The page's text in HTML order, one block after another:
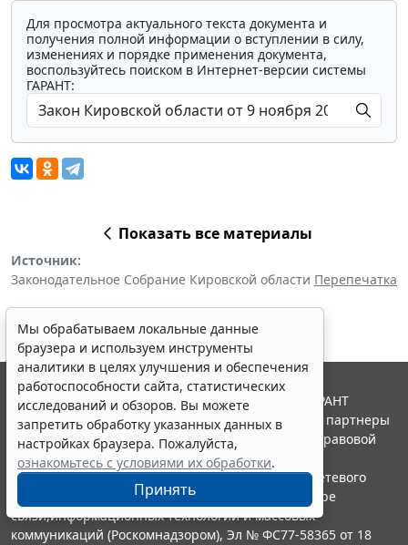
Для просмотра актуального текста документа и
получения полной информации о вступлении в силу,
изменениях и порядке применения документа,
воспользуйтесь поиском в Интернет-версии системы
ГАРАНТ:
Показать все материалы
Источник:
Законодательное Собрание Кировской области Перепечатка
Мы обрабатываем локальные данные
браузера и используем инструменты
аналитики в целях улучшения и обеспечения
работоспособности сайта, статистических
исследований и обзоров. Вы можете
запретить обработку указанных данных в
настройках браузера. Пожалуйста,
ознакомьтесь с условиями их обработки.
Принять
© ООО "НПП "ГАРАНТ-СЕРВИС", 2026. Система ГАРАНТ
выпускается с 1990 года. Компания "Гарант" и ее партнеры
являются участниками Российской ассоциации правовой
информации ГАРАНТ.
Портал ГАРАНТ.РУ зарегистрирован в качестве сетевого
издания Федеральной службой по надзору в сфере
связи,информационных технологий и массовых
коммуникаций (Роскомнадзором), Эл № ФС77-58365 от 18